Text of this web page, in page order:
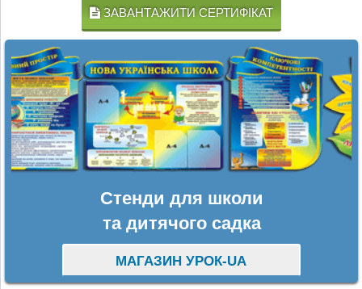
ЗАВАНТАЖИТИ СЕРТИФІКАТ
Стенди для школи
та дитячого садка
МАГАЗИН УРОК-UA